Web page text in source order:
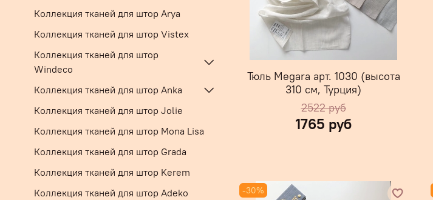
Тюль Megara арт. 1030 (высота
310 см, Турция)
2522 руб
1765 руб
-30%
Коллекция тканей для штор Arya
Коллекция тканей для штор Vistex
Коллекция тканей для штор
Windeco
Коллекция тканей для штор Anka
Коллекция тканей для штор Jolie
Коллекция тканей для штор Mona Lisa
Коллекция тканей для штор Grada
Коллекция тканей для штор Kerem
Коллекция тканей для штор Adeko